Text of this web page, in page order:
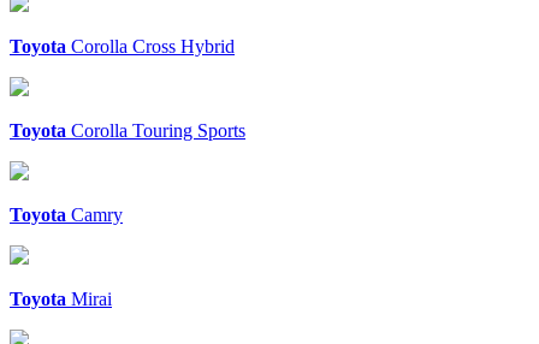
Toyota Corolla Cross Hybrid
Toyota Corolla Touring Sports
Toyota Camry
Toyota Mirai